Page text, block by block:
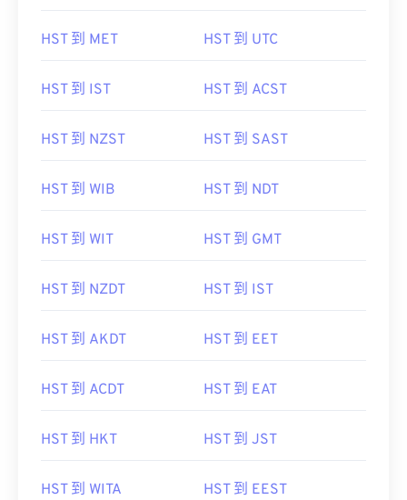
HST 到 MET HST 到 UTC
HST 到 IST HST 到 ACST
HST 到 NZST HST 到 SAST
HST 到 WIB HST 到 NDT
HST 到 WIT HST 到 GMT
HST 到 NZDT HST 到 IST
HST 到 AKDT HST 到 EET
HST 到 ACDT HST 到 EAT
HST 到 HKT HST 到 JST
HST 到 WITA HST 到 EEST